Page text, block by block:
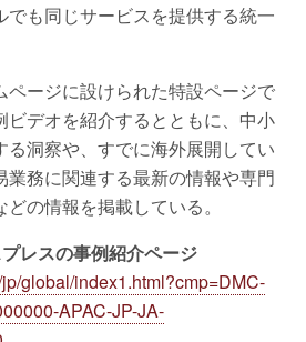
でも同じサービスを提供する統一
ページに設けられた特設ページで
ビデオを紹介するとともに、中小
る洞察や、すでに海外展開してい
業務に関連する最新の情報や専門
の情報を掲載している。
レスの事例紹介ページ
global/index1.html?cmp=DMC-
APAC-JP-JA-